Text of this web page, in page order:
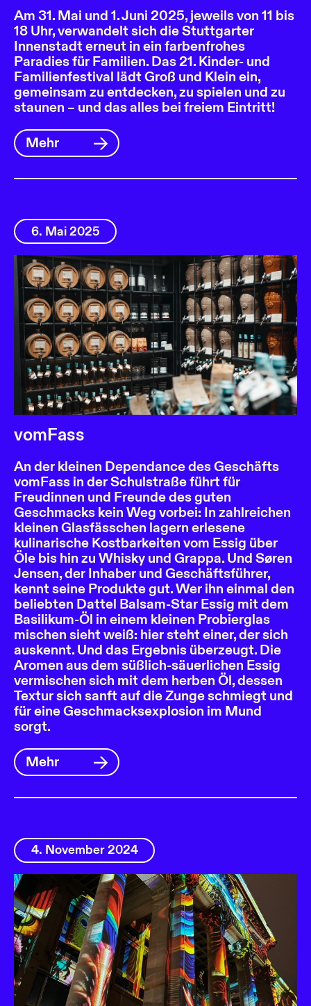
Am 31. Mai und 1. Juni 2025, jeweils von 11 bis
18 Uhr, verwandelt sich die Stuttgarter
Innenstadt erneut in ein farbenfrohes
Paradies für Familien. Das 21. Kinder- und
Familienfestival lädt Groß und Klein ein,
gemeinsam zu entdecken, zu spielen und zu
staunen – und das alles bei freiem Eintritt!
Mehr
6. Mai 2025
vomFass
An der kleinen Dependance des Geschäfts
vomFass in der Schulstraße führt für
Freudinnen und Freunde des guten
Geschmacks kein Weg vorbei: In zahlreichen
kleinen Glasfässchen lagern erlesene
kulinarische Kostbarkeiten vom Essig über
Öle bis hin zu Whisky und Grappa. Und Søren
Jensen, der Inhaber und Geschäftsführer,
kennt seine Produkte gut. Wer ihn einmal den
beliebten Dattel Balsam-Star Essig mit dem
Basilikum-Öl in einem kleinen Probierglas
mischen sieht weiß: hier steht einer, der sich
auskennt. Und das Ergebnis überzeugt. Die
Aromen aus dem süßlich-säuerlichen Essig
vermischen sich mit dem herben Öl, dessen
Textur sich sanft auf die Zunge schmiegt und
für eine Geschmacksexplosion im Mund
sorgt.
Mehr
4. November 2024